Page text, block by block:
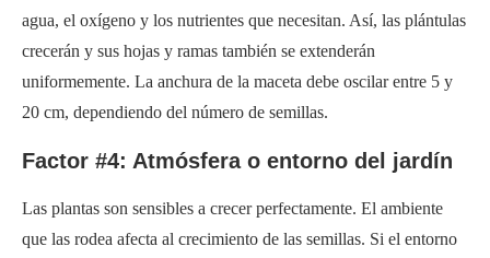
agua, el oxígeno y los nutrientes que necesitan. Así, las plántulas
crecerán y sus hojas y ramas también se extenderán
uniformemente. La anchura de la maceta debe oscilar entre 5 y
20 cm, dependiendo del número de semillas.
Factor #4: Atmósfera o entorno del jardín
Las plantas son sensibles a crecer perfectamente. El ambiente
que las rodea afecta al crecimiento de las semillas. Si el entorno